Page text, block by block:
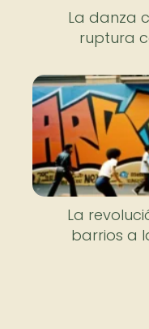
La danza
ruptura
La
barrios a